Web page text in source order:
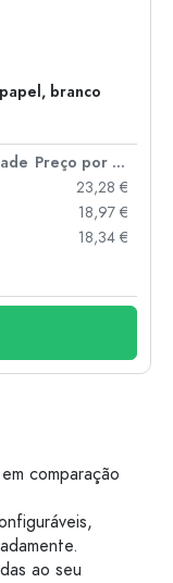
branco
Preço por peça
23,28 €
18,97 €
18,34 €
comparação
ao seu